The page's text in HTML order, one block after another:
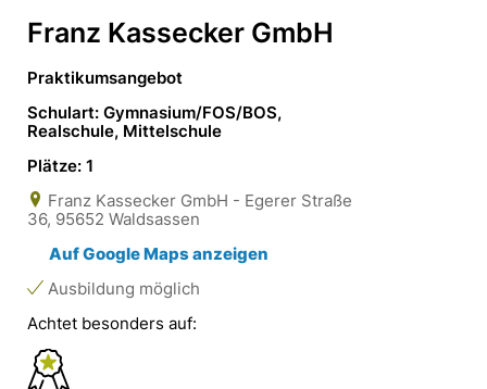
Franz Kassecker GmbH
Praktikumsangebot
Schulart: Gymnasium/FOS/BOS,
Realschule, Mittelschule
Plätze: 1
Franz Kassecker GmbH - Egerer Straße
36, 95652 Waldsassen
Auf Google Maps anzeigen
Ausbildung möglich
Achtet besonders auf: